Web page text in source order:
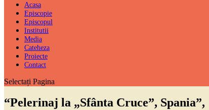
Acasa
Episcopie
Episcopul
Institutii
Media
Cateheza
Proiecte
Contact
Selectați Pagina
“Pelerinaj la „Sfânta Cruce”, Spania”,